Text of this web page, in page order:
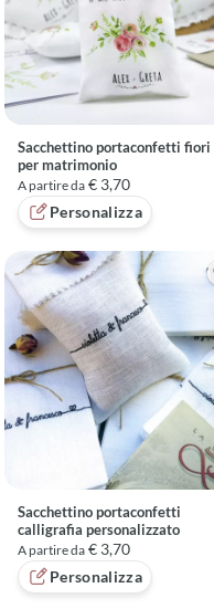
Sacchettino portaconfetti fiori
per matrimonio
A partire da € 3,70
Personalizza
Sacchettino portaconfetti
calligrafia personalizzato
A partire da € 3,70
Personalizza